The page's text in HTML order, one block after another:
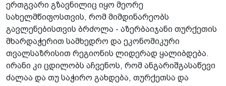
ერთგვარი გზავნილიც იყო მეორე
სახელმწიფოსთვის, რომ მიმდინარეობს
გავლენებისთვის ბრძოლა - აზერბაიჯანი თურქეთის
მხარდაჭერით სამხედრო და ეკონომიკური
თვალსაზრისით რეგიონის ლიდერად ყალიბდება.
ირანი კი ცდილობს აჩვენოს, რომ ანგარიშგასაწევი
ძალაა და თუ საჭირო გახდება, თურქეთსა და